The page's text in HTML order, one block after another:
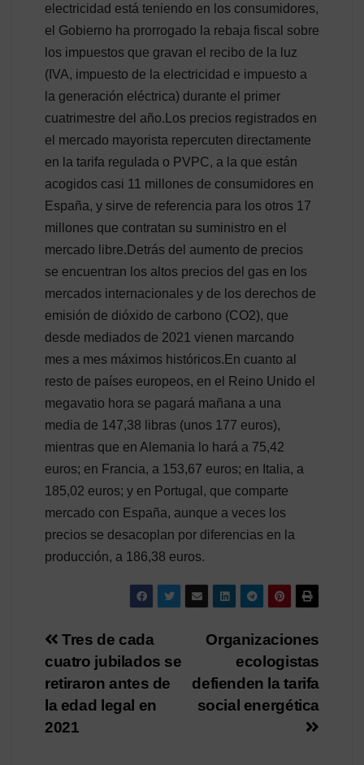
electricidad está teniendo en los consumidores,
el Gobierno ha prorrogado la rebaja fiscal sobre
los impuestos que gravan el recibo de la luz
(IVA, impuesto de la electricidad e impuesto a
la generación eléctrica) durante el primer
cuatrimestre del año.Los precios registrados en
el mercado mayorista repercuten directamente
en la tarifa regulada o PVPC, a la que están
acogidos casi 11 millones de consumidores en
España, y sirve de referencia para los otros 17
millones que contratan su suministro en el
mercado libre.Detrás del aumento de precios
se encuentran los altos precios del gas en los
mercados internacionales y de los derechos de
emisión de dióxido de carbono (CO2), que
desde mediados de 2021 vienen marcando
mes a mes máximos históricos.En cuanto al
resto de países europeos, en el Reino Unido el
megavatio hora se pagará mañana a una
media de 147,38 libras (unos 177 euros),
mientras que en Alemania lo hará a 75,42
euros; en Francia, a 153,67 euros; en Italia, a
185,02 euros; y en Portugal, que comparte
mercado con España, aunque a veces los
precios se desacoplan por diferencias en la
producción, a 186,38 euros.
Navegación
de
entradas
Organizaciones
ecologistas
defienden la tarifa
social energética
Tres de cada
cuatro jubilados se
retiraron antes de
la edad legal en
2021